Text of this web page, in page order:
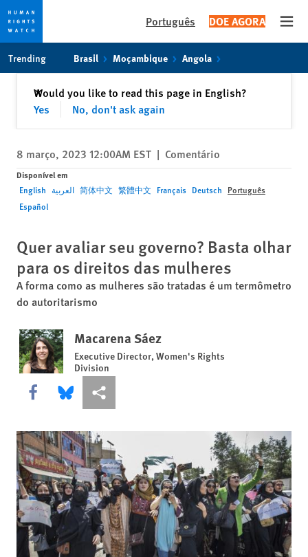
content
Português DOE AGORA
Trending Brasil Moçambique Angola
Would you like to read this page in English?
Yes
No, don't ask again
✕Fechar
8 março, 2023 12:00AM EST | Comentário
Disponível em
English العربية 简体中文 繁體中文 Français Deutsch Português
Español
Quer avaliar seu governo? Basta olhar
para os direitos das mulheres
A forma como as mulheres são tratadas é um termômetro
do autoritarismo
Macarena Sáez
Executive Director, Women's Rights
Division
Share this via Facebook
Share this via Bluesky
Share this via Compartilhar